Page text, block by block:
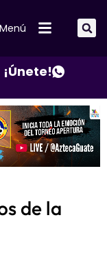
Menú
¡Únete!
de la